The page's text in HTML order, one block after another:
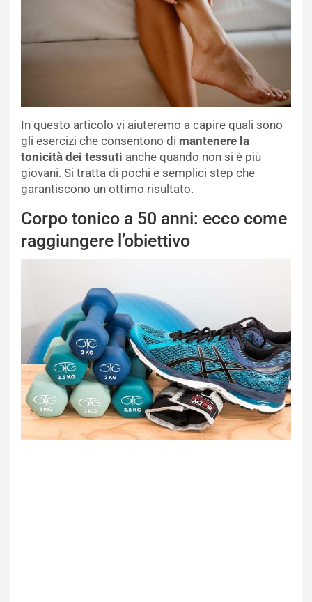
In questo articolo vi aiuteremo a capire quali sono
gli esercizi che consentono di mantenere la
tonicità dei tessuti anche quando non si è più
giovani. Si tratta di pochi e semplici step che
garantiscono un ottimo risultato.
Corpo tonico a 50 anni: ecco come
raggiungere l’obiettivo